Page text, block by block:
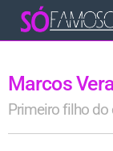
Marcos
Primeiro filho do